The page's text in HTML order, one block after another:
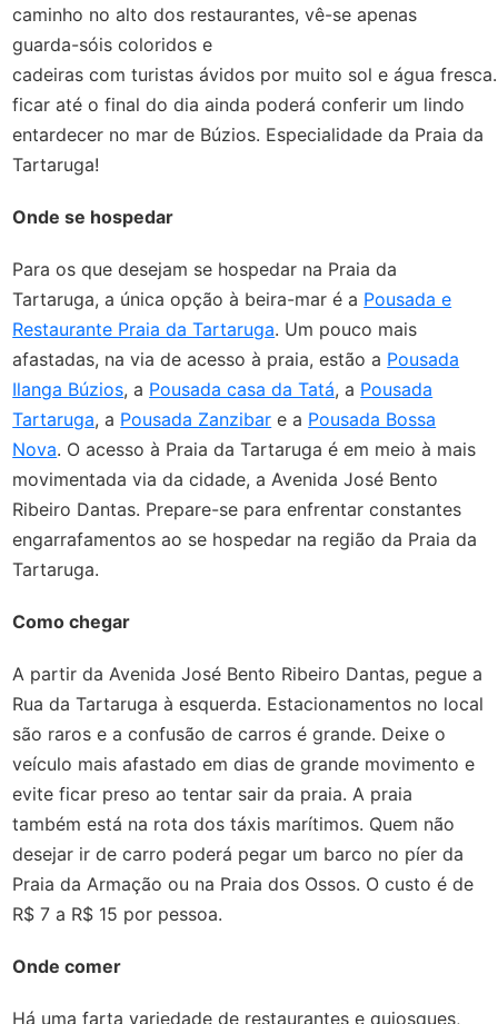
caminho no alto dos restaurantes, vê-se apenas
guarda-sóis coloridos e
cadeiras com turistas ávidos por muito sol e água
ficar até o final do dia ainda poderá conferir um lindo
entardecer no mar de Búzios. Especialidade da Praia da
Tartaruga!
Onde se hospedar
Para os que desejam se hospedar na Praia da
Tartaruga, a única opção à beira-mar é a Pousada e
Restaurante Praia da Tartaruga. Um pouco mais
afastadas, na via de acesso à praia, estão a Pousada
Ilanga Búzios, a Pousada casa da Tatá, a Pousada
Tartaruga, a Pousada Zanzibar e a Pousada Bossa
Nova. O acesso à Praia da Tartaruga é em meio à mais
movimentada via da cidade, a Avenida José Bento
Ribeiro Dantas. Prepare-se para enfrentar constantes
engarrafamentos ao se hospedar na região da Praia da
Tartaruga.
Como chegar
A partir da Avenida José Bento Ribeiro Dantas, pegue a
Rua da Tartaruga à esquerda. Estacionamentos no local
são raros e a confusão de carros é grande. Deixe o
veículo mais afastado em dias de grande movimento e
evite ficar preso ao tentar sair da praia. A praia
também está na rota dos táxis marítimos. Quem não
desejar ir de carro poderá pegar um barco no píer da
Praia da Armação ou na Praia dos Ossos. O custo é de
R$ 7 a R$ 15 por pessoa.
Onde comer
Há uma farta variedade de restaurantes e quiosques,